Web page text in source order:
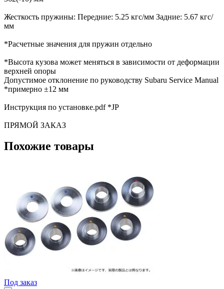
Жесткость пружины: Передние: 5.25 кгс/мм Задние: 5.67 кгс/
мм
*Расчетные значения для пружин отдельно
*Высота кузова может меняться в зависимости от деформации
верхней опоры
Допустимое отклонение по руководству Subaru Service Manual
*примерно ±12 мм
Инструкция по установке.pdf *JP
ПРЯМОЙ ЗАКАЗ
Похожие товары
Под заказ